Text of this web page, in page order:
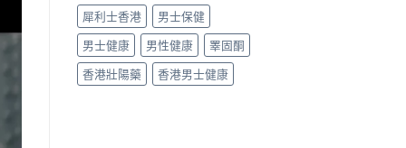
犀利士香港
男士保健
男士健康
男性健康
睪固酮
香港壯陽藥
香港男士健康